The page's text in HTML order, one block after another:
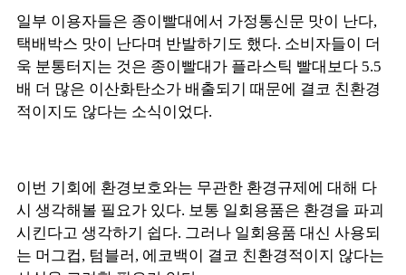
일부 이용자들은 종이빨대에서 가정통신문 맛이 난다,
택배박스 맛이 난다며 반발하기도 했다. 소비자들이 더
욱 분통터지는 것은 종이빨대가 플라스틱 빨대보다 5.5
배 더 많은 이산화탄소가 배출되기 때문에 결코 친환경
적이지도 않다는 소식이었다.
이번 기회에 환경보호와는 무관한 환경규제에 대해 다
시 생각해볼 필요가 있다. 보통 일회용품은 환경을 파괴
시킨다고 생각하기 쉽다. 그러나 일회용품 대신 사용되
는 머그컵, 텀블러, 에코백이 결코 친환경적이지 않다는